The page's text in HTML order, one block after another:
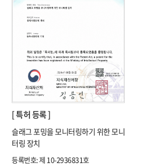
[ 특허 등록 ]
슬래그 포밍을 모니터링하기 위한 모니
터링 장치
등록번호: 제 10-2936831호​